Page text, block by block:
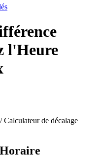
l'Heure
/ Calculateur de décalage